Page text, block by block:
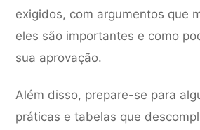
exigidos, com argumentos que
eles são importantes e como
sua aprovação.
Além disso, prepare-se para
práticas e tabelas que